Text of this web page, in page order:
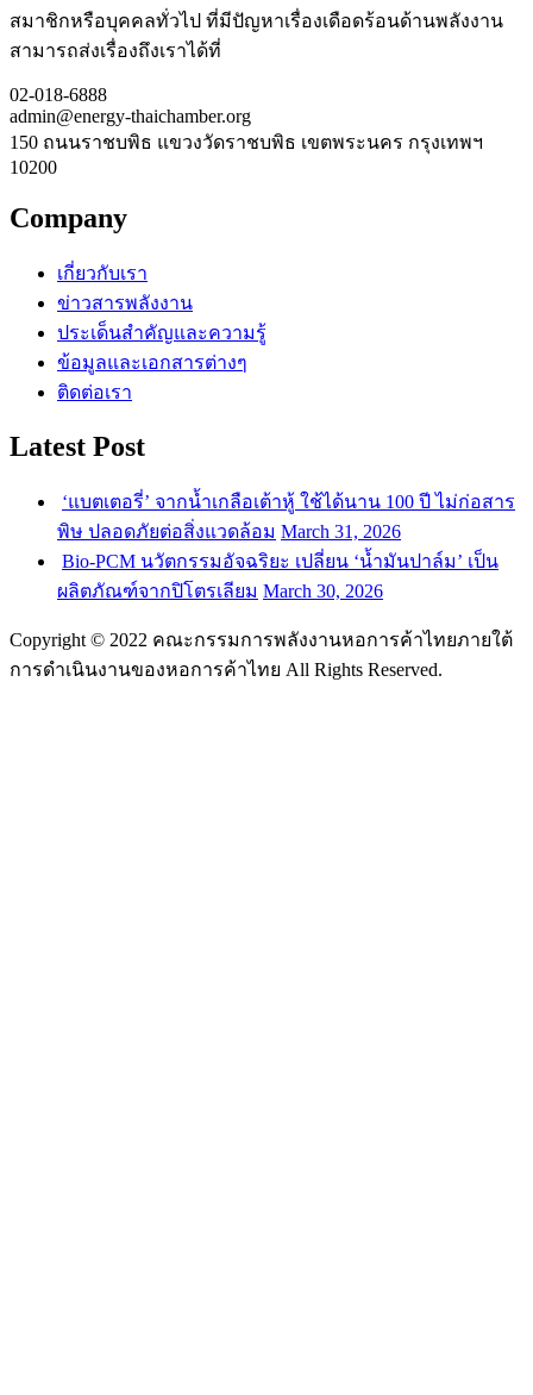
สมาชิกหรือบุคคลทั่วไป ที่มีปัญหาเรื่องเดือดร้อนด้านพลังงาน
สามารถส่งเรื่องถึงเราได้ที่
02-018-6888
admin@energy-thaichamber.org
150 ถนนราชบพิธ แขวงวัดราชบพิธ เขตพระนคร กรุงเทพฯ
10200
Company
เกี่ยวกับเรา
ข่าวสารพลังงาน
ประเด็นสำคัญและความรู้
ข้อมูลและเอกสารต่างๆ
ติดต่อเรา
Latest Post
‘แบตเตอรี่’ จากน้ำเกลือเต้าหู้ ใช้ได้นาน 100 ปี ไม่ก่อสาร
พิษ ปลอดภัยต่อสิ่งแวดล้อม March 31, 2026
Bio-PCM นวัตกรรมอัจฉริยะ เปลี่ยน ‘น้ำมันปาล์ม’ เป็น
ผลิตภัณฑ์จากปิโตรเลียม March 30, 2026
Copyright © 2022 คณะกรรมการพลังงานหอการค้าไทยภายใต้
การดำเนินงานของหอการค้าไทย All Rights Reserved.